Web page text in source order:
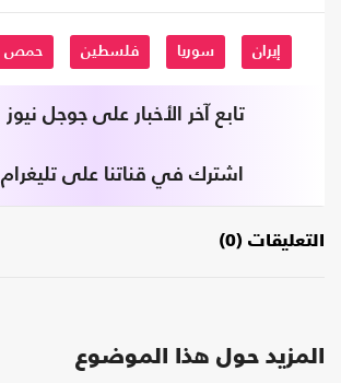
إيران سوريا فلسطين حمص
تابع آخر الأخبار على جوجل نيوز
اشترك في قناتنا على تليغرام
التعليقات (0)
المزيد حول هذا الموضوع